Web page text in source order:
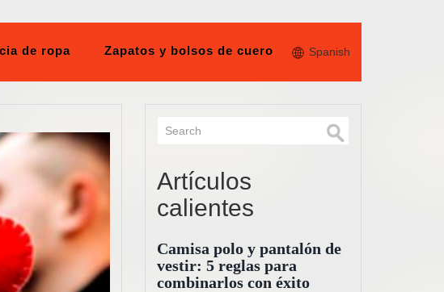
de ropa Zapatos y bolsos de cuero Spanish
Artículos
calientes
Camisa polo y pantalón de
vestir: 5 reglas para
combinarlos con éxito